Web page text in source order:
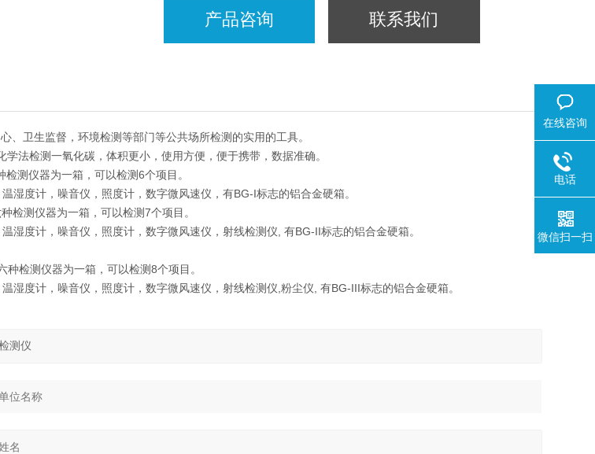
产品咨询 联系我们
、卫生监督，环境检测等部门等公共场所检测的实用的工具。
学法检测一氧化碳，体积更小，使用方便，便于携带，数据准确。
测仪器为一箱，可以检测6个项目。
湿度计，噪音仪，照度计，数字微风速仪，有BG-I标志的铝合金硬箱。
检测仪器为一箱，可以检测7个项目。
湿度计，噪音仪，照度计，数字微风速仪，射线检测仪, 有BG-II标志的铝合金硬箱。
检测仪器为一箱，可以检测8个项目。
湿度计，噪音仪，照度计，数字微风速仪，射线检测仪,粉尘仪, 有BG-III标志的铝合金硬箱。
在线咨询
电话
微信扫一扫